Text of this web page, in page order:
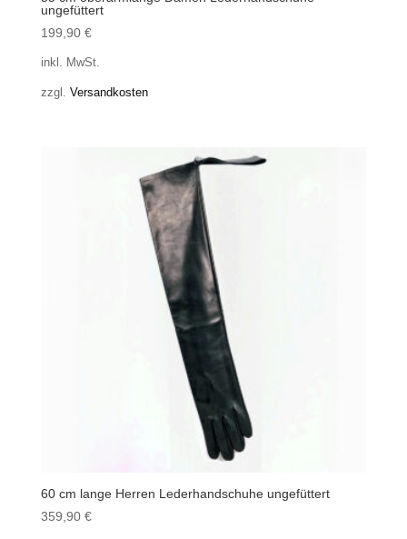
ungefüttert
199,90 €
inkl. MwSt.
zzgl. Versandkosten
60 cm lange Herren Lederhandschuhe ungefüttert
359,90 €